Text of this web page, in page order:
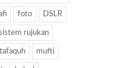
foto DSLR
rujukan
tafaquh mufti